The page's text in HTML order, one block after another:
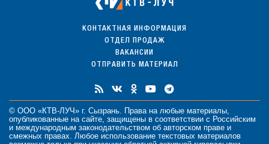
КОНТАКТНАЯ ИНФОРМАЦИЯ
ОТДЕЛ ПРОДАЖ
ВАКАНСИИ
ОТПРАВИТЬ МАТЕРИАЛ
© ООО «КТВ-ЛУЧ» г. Сызрань. Права на любые материалы
опубликованные на сайте, защищены в соответствии с Российским
и международным законодательством об авторском праве и
смежных правах. Любое использование текстовых материалов